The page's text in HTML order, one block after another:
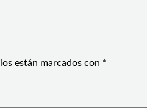
están marcados con *